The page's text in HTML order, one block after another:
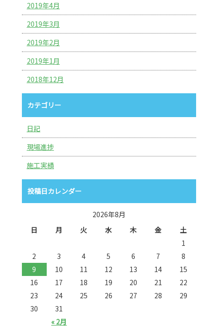
2019年4月
2019年3月
2019年2月
2019年1月
2018年12月
カテゴリー
日記
現場進捗
施工実績
投稿日カレンダー
2026年8月
日
月 火 水 木 金 土
« 2月
1
2
3 4 5 6 7
8
9
10 11 12 13 14
15
16
17 18 19 20 21
22
23
24 25 26 27 28
29
30
31